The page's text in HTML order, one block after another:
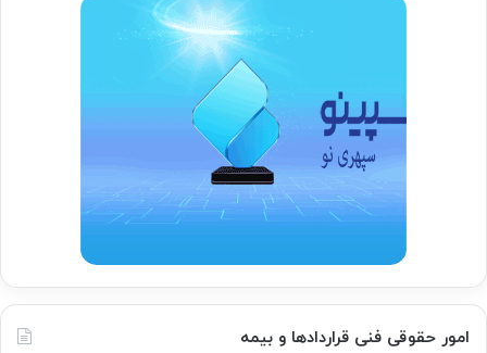
امور حقوقی فنی قراردادها و بیمه